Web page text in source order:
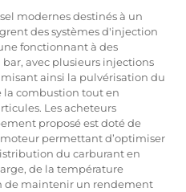
modernes destinés à un
des systèmes d'injection
fonctionnant à des
bar, avec plusieurs injections
ainsi la pulvérisation du
combustion tout en
Les acheteurs
proposé est doté de
permettant d’optimiser
du carburant en
de la température
de maintenir un rendement